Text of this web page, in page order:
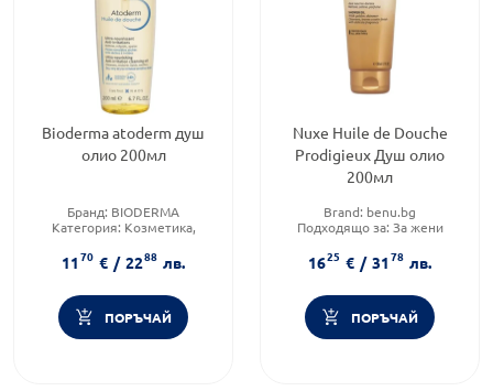
Bioderma atoderm душ
олио 200мл
Бранд: BIODERMA
Категория: Козметика,
Подходящо за:За жени
1170 € / 2288 лв.
ПОРЪЧАЙ
Nuxe Huile de Douche
Prodigieux Душ олио
200мл
Brand: benu.bg
Подходящо за: За жени
олио
1625 € / 3178 лв.
ПОРЪЧАЙ